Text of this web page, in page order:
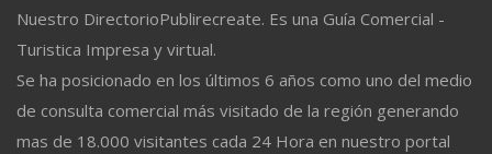
Nuestro DirectorioPublirecreate. Es una Guía Comercial -
Turistica Impresa y virtual.
Se ha posicionado en los últimos 6 años como uno del medio
de consulta comercial más visitado de la región generando
mas de 18.000 visitantes cada 24 Hora en nuestro portal